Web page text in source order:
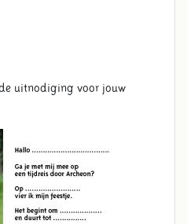
uitnodiging voor jouw